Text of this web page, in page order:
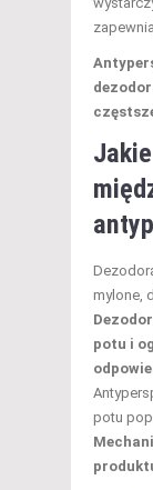
mylone,
potu i
potu